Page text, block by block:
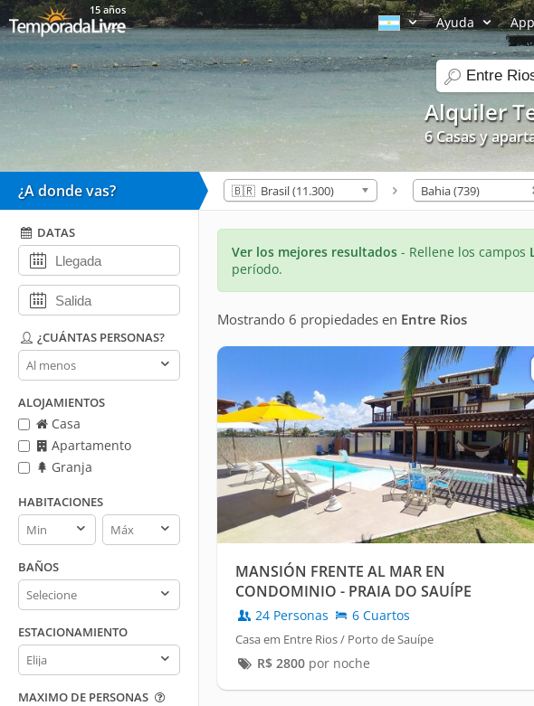
Alquiler
6 Casas y
search
15 años
Ayuda
¿A donde vas? 🇧🇷 Brasil (11.300) Bahia (739)
DATAS
¿CUÁNTAS PERSONAS?
¿Cuántas
personas?
ALOJAMIENTOS
Casa
Apartamento
Granja
HABITACIONES
Habitaciones
min
Habitaciones
max
BAÑOS
Baños
ESTACIONAMIENTO
Estacionamiento
MAXIMO DE PERSONAS
Ver los mejores resultados - Rellene los campos
período.
Mostrando 6 propiedades en Entre Rios
MANSIÓN FRENTE AL MAR EN
CONDOMINIO - PRAIA DO SAUÍPE
24 Personas 6 Cuartos
Casa em Entre Rios / Porto de Sauípe
R$ 2800por noche